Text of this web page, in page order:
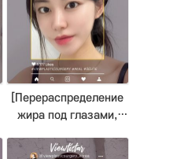
Surgery Korea
[Перераспределение
жира под глазами,
подбородок, Щеки,